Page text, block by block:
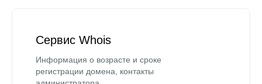
Сервис Whois
Информация о возрасте и сроке
регистрации домена, контакты